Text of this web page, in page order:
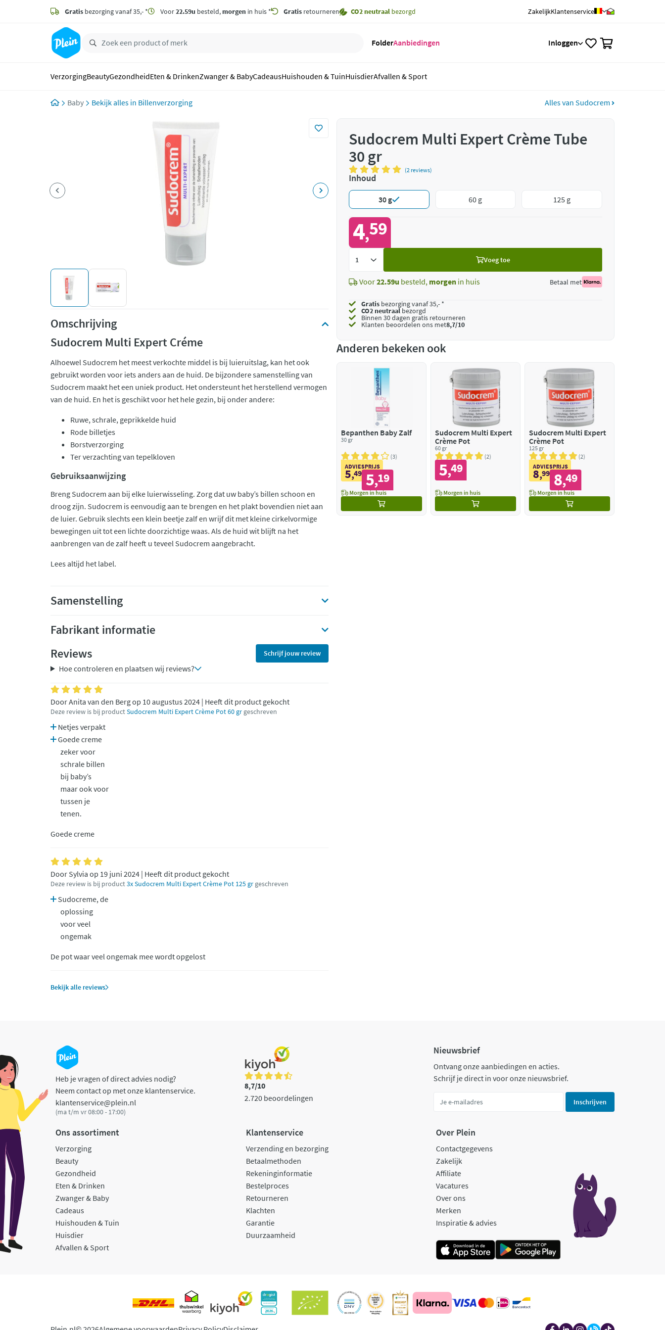
zoeken
hoofdinhoud
Gratis bezorging vanaf 35,- * Voor22.59u besteld, morgen in huis * Gratis retourneren CO2 neutraal bezorgd ZakelijkKlantenservice
FolderAanbiedingen Inloggen
VerzorgingBeautyGezondheidEten & DrinkenZwanger & BabyCadeausHuishouden & TuinHuisdierAfvallen & Sport
Baby Billenverzorging Alles van Sudocrem
Omschrijving
Sudocrem Multi Expert Créme
Alhoewel Sudocrem het meest verkochte middel is bij luieruitslag, kan het ook
gebruikt worden voor iets anders aan de huid. De bijzondere samenstelling van
Sudocrem maakt het een uniek product. Het ondersteunt het herstellend vermogen
van de huid. En het is geschikt voor het hele gezin, bij onder andere:
Ruwe, schrale, geprikkelde huid
Rode billetjes
Borstverzorging
Ter verzachting van tepelkloven
Gebruiksaanwijzing
Breng Sudocrem aan bij elke luierwisseling. Zorg dat uw baby’s billen schoon en
droog zijn. Sudocrem is eenvoudig aan te brengen en het plakt bovendien niet aan
de luier. Gebruik slechts een klein beetje zalf en wrijf dit met kleine cirkelvormige
bewegingen uit tot een lichte doorzichtige waas. Als de huid wit blijft na het
aanbrengen van de zalf heeft u teveel Sudocrem aangebracht.
Lees altijd het label.
Samenstelling
Fabrikant informatie
Reviews
Schrijf jouw review
Hoe controleren en plaatsen wij reviews?
Door Anita van den Berg op 10 augustus 2024 | Heeft dit product gekocht
Deze review is bij productSudocrem Multi Expert Crème Pot 60 gr geschreven
Netjes verpakt
Goede creme
zeker voor
schrale billen
bij baby’s
maar ook voor
tussen je
tenen.
Goede creme
Door Sylvia op 19 juni 2024 | Heeft dit product gekocht
Deze review is bij product3x Sudocrem Multi Expert Crème Pot 125 gr geschreven
Sudocreme, de
oplossing
voor veel
ongemak
De pot waar veel ongemak mee wordt opgelost
Bekijk alle reviews
Sudocrem Multi Expert Crème Tube
30 gr
(2 reviews)
Inhoud
30 g 60 g 125 g
4,59
Voeg toe
Voor22.59u besteld, morgen in huis Betaal met
Gratis bezorging vanaf 35,- *
CO2 neutraalbezorgd
Binnen 30 dagen gratis retourneren
Klanten beoordelen ons met8,7/10
Anderen bekeken ook
Bepanthen Baby Zalf
30 gr
3
ADVIESPRIJS
5,49 5,19
Morgen in huis
Sudocrem Multi Expert
Crème Pot
60 gr
2
5,49
Morgen in huis
Sudocrem Multi Expert
Crème Pot
125 gr
2
ADVIESPRIJS
8,99 8,49
Morgen in huis
Heb je vragen of direct advies nodig?
Neem contact op met onze klantenservice.
klantenservice@plein.nl
(ma t/m vr 08:00 - 17:00)
8,7/10
2.720 beoordelingen
Nieuwsbrief
Ontvang onze aanbiedingen en acties.
Schrijf je direct in voor onze nieuwsbrief.
Inschrijven
Ons assortiment
Verzorging
Beauty
Gezondheid
Eten & Drinken
Zwanger & Baby
Cadeaus
Huishouden & Tuin
Huisdier
Afvallen & Sport
Klantenservice
Verzending en bezorging
Betaalmethoden
Rekeninginformatie
Bestelproces
Retourneren
Klachten
Garantie
Duurzaamheid
Over Plein
Contactgegevens
Zakelijk
Affiliate
Vacatures
Over ons
Merken
Inspiratie & advies